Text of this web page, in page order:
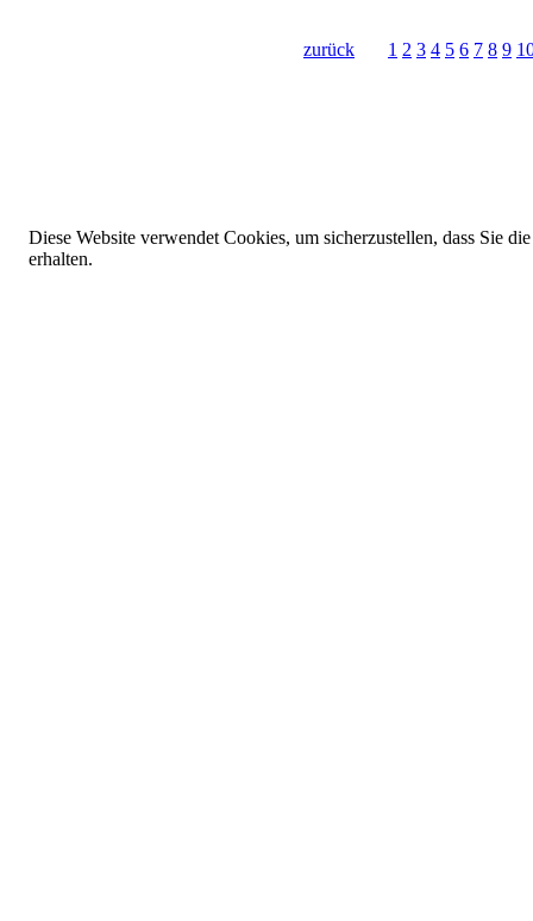
zurück 1 2 3 4 5 6 7 8 9
Diese Website verwendet Cookies, um sicherzustellen, dass Sie
erhalten.